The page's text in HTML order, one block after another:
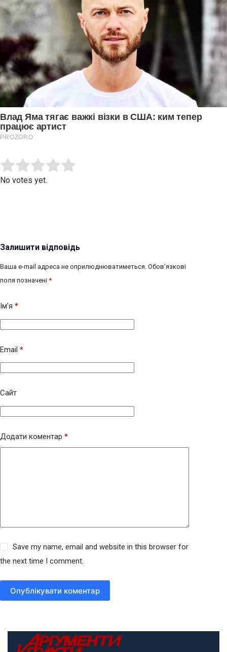
Rate this item:
No votes yet.
Залишити відповідь
Ваша e-mail адреса не оприлюднюватиметься. Обов’язкові
поля позначені *
Ім’я *
Email *
Сайт
Додати коментар *
Save my name, email and website in this browser for
the next time I comment.
Опублікувати коментар